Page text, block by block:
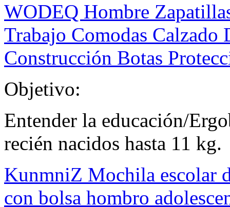
WODEQ Hombre
Trabajo Comodas
Construcción Botas
Objetivo:
Entender la educación/
recién nacidos hasta 11 kg.
KunmniZ Mochila escolar
con bolsa hombro